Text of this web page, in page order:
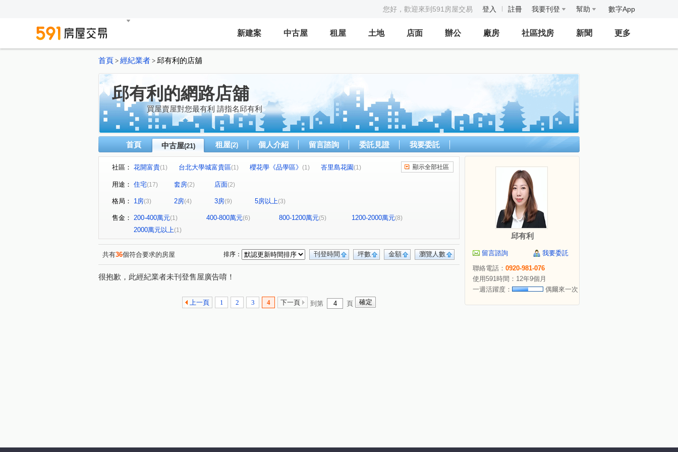
您好，歡迎來到591房屋交易 登入 註冊 我要刊登 幫助 數字App
新建案 中古屋 租屋 土地 店面 辦公 廠房 社區找房 新聞 更多
首頁 > 經紀業者 > 邱有利的店舖
邱有利的網路店舖
買屋賣屋對您最有利 請指名邱有利
首頁 中古屋(21) 租屋(2) 個人介紹 留言諮詢 委託見證 我要委託
社區： 花開富貴(1) 台北大學城富貴區(1) 櫻花學《品學區》 (1) 峇里島花園(1)
君臨天下 冠倫大國A區 (1)
福樂街 國光街 弘園街(1) 二鬮路(1)
中華路(3) 福德一路 白雞(1) 鳳吉一街 (1) 中正路三段 民有一街(1)
長泰街(1) 大同路
顯示全部社區
用途： 住宅(17) 套房(2) 店面(2)
格局： 1房(3) 2房(4) 3房(9) 5房以上(3)
售金： 200-400萬元(1) 400-800萬元(6) 800-1200萬元(5) 1200-2000萬元(8)
2000萬元以上(1)
共有36個符合要求的房屋 瀏覽人數
金額
坪數
刊登時間
排序：
很抱歉，此經紀業者未刊登售屋廣告唷！
上一頁 1 2 3 4 下一頁 到第 頁
邱有利
留言諮詢
我要委託
聯絡電話： 0920-981-076
使用591時間：12年9個月
一週活躍度：
偶爾來一次